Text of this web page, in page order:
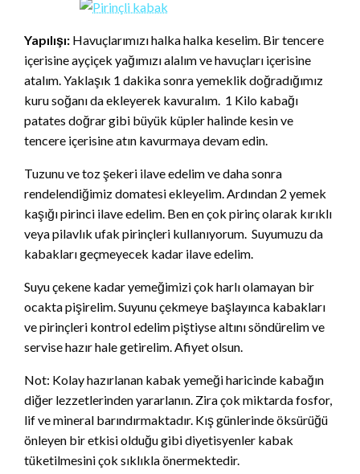
Yapılışı: Havuçlarımızı halka halka keselim. Bir tencere
içerisine ayçiçek yağımızı alalım ve havuçları içerisine
atalım. Yaklaşık 1 dakika sonra yemeklik doğradığımız
kuru soğanı da ekleyerek kavuralım. 1 Kilo kabağı
patates doğrar gibi büyük küpler halinde kesin ve
tencere içerisine atın kavurmaya devam edin.
Tuzunu ve toz şekeri ilave edelim ve daha sonra
rendelendiğimiz domatesi ekleyelim. Ardından 2 yemek
kaşığı pirinci ilave edelim. Ben en çok pirinç olarak kırıklı
veya pilavlık ufak pirinçleri kullanıyorum. Suyumuzu da
kabakları geçmeyecek kadar ilave edelim.
Suyu çekene kadar yemeğimizi çok harlı olamayan bir
ocakta pişirelim. Suyunu çekmeye başlayınca kabakları
ve pirinçleri kontrol edelim piştiyse altını söndürelim ve
servise hazır hale getirelim. Afiyet olsun.
Not: Kolay hazırlanan kabak yemeği haricinde kabağın
diğer lezzetlerinden yararlanın. Zira çok miktarda fosfor,
lif ve mineral barındırmaktadır. Kış günlerinde öksürüğü
önleyen bir etkisi olduğu gibi diyetisyenler kabak
tüketilmesini çok sıklıkla önermektedir.